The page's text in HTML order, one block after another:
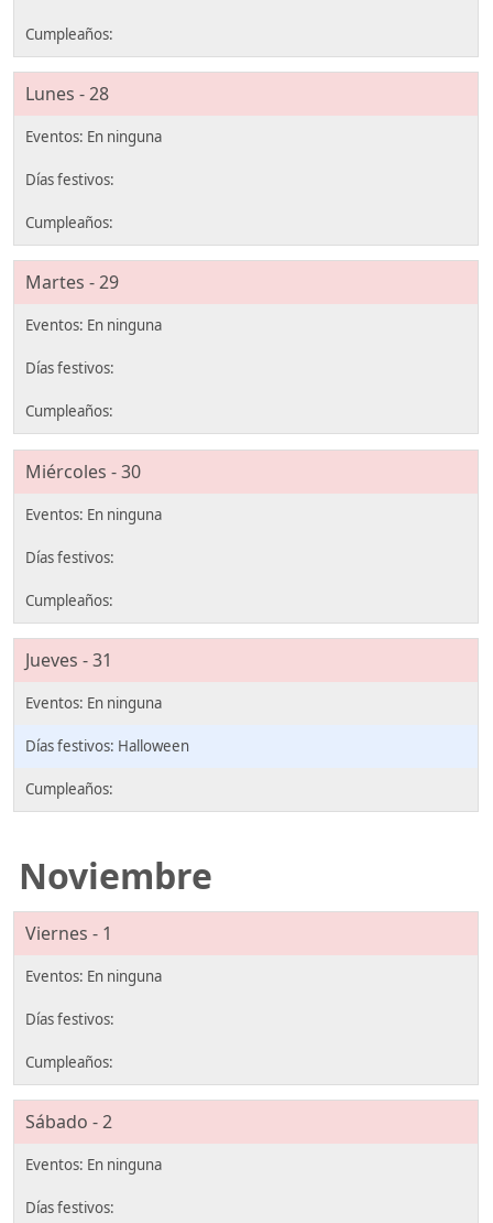
Lunes - 28
Martes - 29
Miércoles - 30
Jueves - 31
Halloween
Noviembre
Viernes - 1
Sábado - 2